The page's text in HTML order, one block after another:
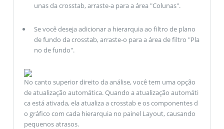
unas da crosstab, arraste-a para a área "Colunas".
Se você deseja adicionar a hierarquia ao filtro de plano
de fundo da crosstab, arraste-o para a área de filtro "Pla
no de fundo".
No canto superior direito da análise, você tem uma opção
de atualização automática. Quando a atualização automáti
ca está ativada, ela atualiza a crosstab e os componentes d
o gráfico com cada hierarquia no painel Layout, causando
pequenos atrasos.